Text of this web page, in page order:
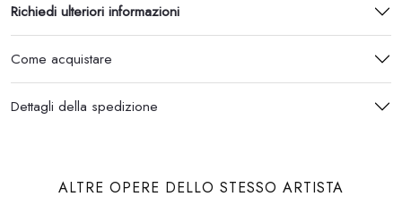
Richiedi ulteriori informazioni
Come acquistare
Dettagli della spedizione
ALTRE OPERE DELLO STESSO ARTISTA